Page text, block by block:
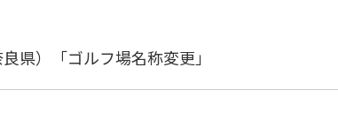
県）「ゴルフ場名称変更」